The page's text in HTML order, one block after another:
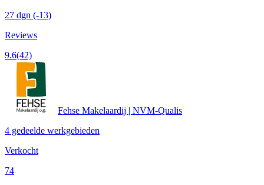
27 dgn (-13)
Reviews
9.6(42)
Fehse Makelaardij | NVM-Qualis
4 gedeelde werkgebieden
Verkocht
74